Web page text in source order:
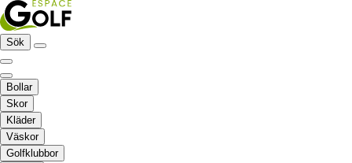
Sök
Bollar
Skor
Kläder
Väskor
Golfklubbor